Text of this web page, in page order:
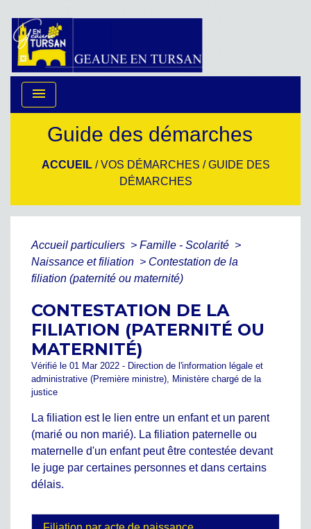
menu
Guide des démarches
ACCUEIL/VOS DÉMARCHES /GUIDE DES
DÉMARCHES
Accueil particuliers > Famille - Scolarité >
Naissance et filiation > Contestation de la
filiation (paternité ou maternité)
CONTESTATION DE LA
FILIATION (PATERNITÉ OU
MATERNITÉ)
Vérifié le 01 Mar 2022 - Direction de l'information légale et
administrative (Première ministre), Ministère chargé de la
justice
La filiation est le lien entre un enfant et un parent
(marié ou non marié). La filiation paternelle ou
maternelle d'un enfant peut être contestée devant
le juge par certaines personnes et dans certains
délais.